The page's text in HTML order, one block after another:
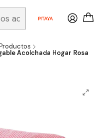
Acolchada Hogar Rosa